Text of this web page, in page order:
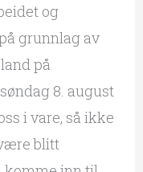
og
grunnlag av
på
8. august
i vare, så ikke
blitt